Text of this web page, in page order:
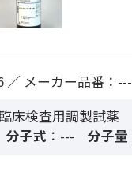
／ メーカー品番：---
床検査用調製試薬
分子式 ：--- 分子量